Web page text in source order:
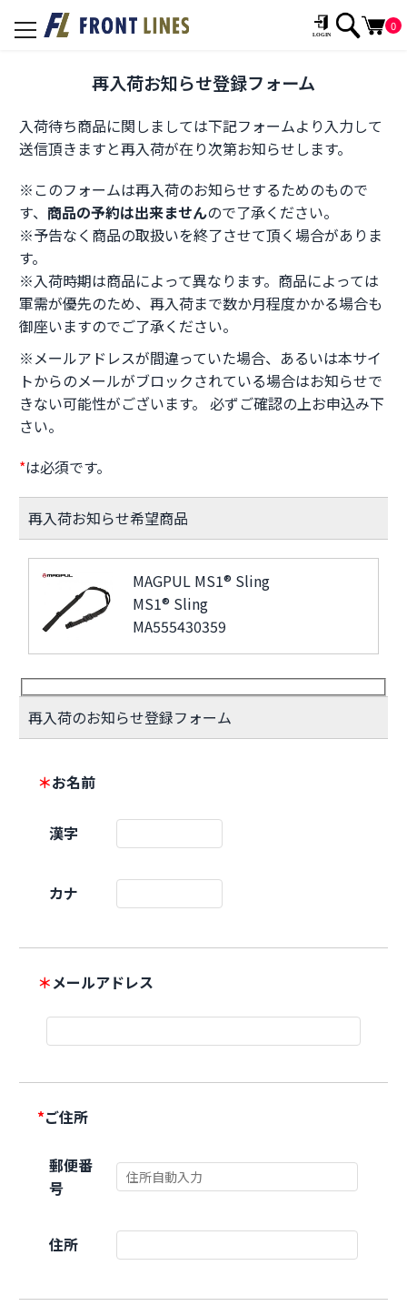
toggle
0
再入荷お知らせ登録フォーム
入荷待ち商品に関しましては下記フォームより入力して
送信頂きますと再入荷が在り次第お知らせします。
※このフォームは再入荷のお知らせするためのもので
す、 商品の予約は出来ませんので了承ください。
※予告なく商品の取扱いを終了させて頂く場合がありま
す。
※入荷時期は商品によって異なります。商品によっては
軍需が優先のため、再入荷まで数か月程度かかる場合も
御座いますのでご了承ください。
※メールアドレスが間違っていた場合、あるいは本サイ
トからのメールがブロックされている場合はお知らせで
きない可能性がございます。 必ずご確認の上お申込み下
さい。
*は必須です。
再入荷お知らせ希望商品
MAGPUL MS1® Sling
MS1® Sling
MA555430359
再入荷のお知らせ登録フォーム
＊お名前
漢字
カナ
＊メールアドレス
*ご住所
郵便番
号
住所